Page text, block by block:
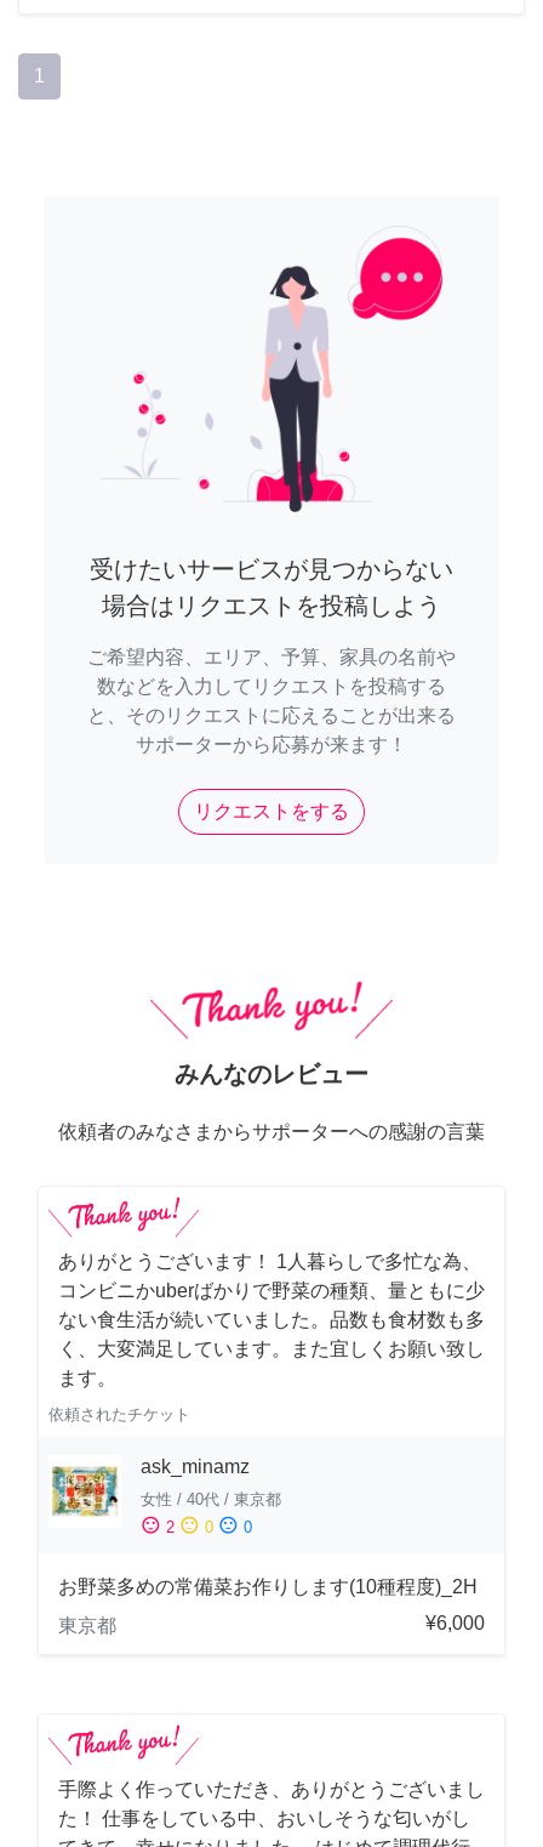
1
受けたいサービスが見つからない
場合はリクエストを投稿しよう
ご希望内容、エリア、予算、家具の名前や
数などを入力してリクエストを投稿する
と、そのリクエストに応えることが出来る
サポーターから応募が来ます！
リクエストをする
みんなのレビュー
依頼者のみなさまからサポーターへの感謝の言葉
ありがとうございます！ 1人暮らしで多忙な為、
コンビニかuberばかりで野菜の種類、量ともに少
ない食生活が続いていました。品数も食材数も多
く、大変満足しています。また宜しくお願い致し
ます。
依頼されたチケット
ask_minamz
女性 / 40代 / 東京都
sentiment_satisfied 2 sentiment_neutral 0 sentiment_dissatisfied 0
お野菜多めの常備菜お作りします(10種程度)_2H
東京都
¥6,000
手際よく作っていただき、ありがとうございまし
た！ 仕事をしている中、おいしそうな匂いがし